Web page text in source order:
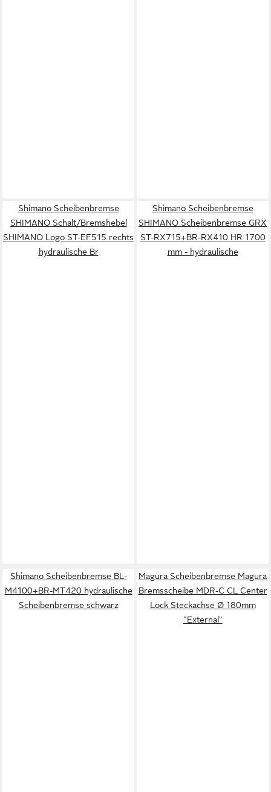
Shimano Scheibenbremse
SHIMANO Schalt/Bremshebel
SHIMANO Logo ST-EF515 rechts
hydraulische Br
Shimano Scheibenbremse
SHIMANO Scheibenbremse GRX
ST-RX715+BR-RX410 HR 1700
mm - hydraulische
Shimano Scheibenbremse BL-
M4100+BR-MT420 hydraulische
Scheibenbremse schwarz
Magura Scheibenbremse Magura
Bremsscheibe MDR-C CL Center
Lock Steckachse Ø 180mm
"External"